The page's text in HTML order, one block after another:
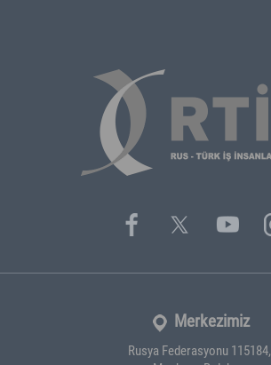
Merkezimiz
Rusya Federasyonu 115184,